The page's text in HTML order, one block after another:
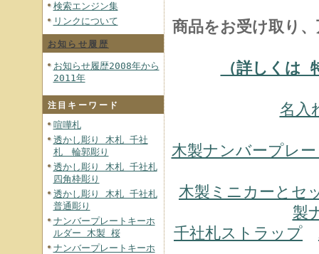
検索エンジン集
リンクについて
お知らせ履歴
お知らせ履歴2008年から
2011年
注目キーワード
喧嘩札
透かし彫り 木札 千社
札 輪郭彫り
透かし彫り 木札 千社札
四角枠彫り
透かし彫り 木札 千社札
普通彫り
ナンバープレートキーホ
ルダー 木製 桜
ナンバープレートキーホ
商品をお受け取り
（詳しくは
名入
木製ナンバープレ
木製ミニカーとセ
製
千社札ストラップ